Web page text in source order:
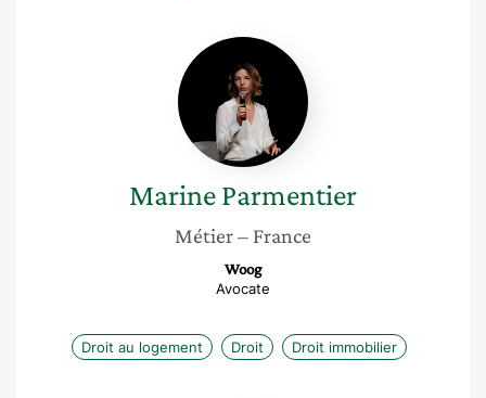
Marine
Parmentier
MarineParmentier
Métier– France
Woog
Avocate
Droit au logement Droit Droit immobilier